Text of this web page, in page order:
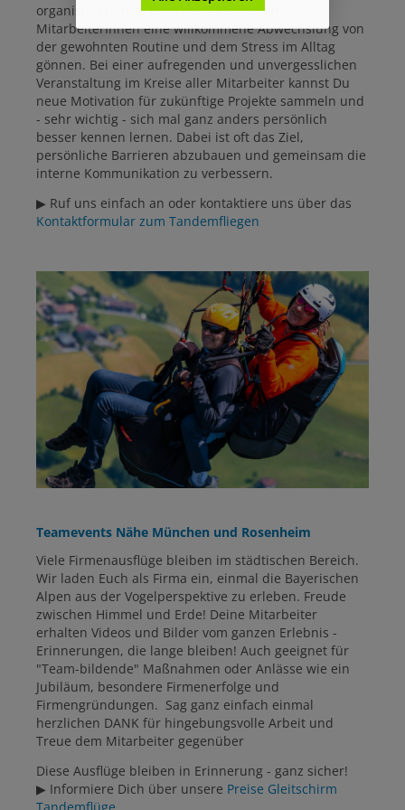
organisieren. Hier kann der Chef seinen
MitarbeiterInnen eine willkommene Abwechslung von
der gewohnten Routine und dem Stress im Alltag
gönnen. Bei einer aufregenden und unvergesslichen
Veranstaltung im Kreise aller Mitarbeiter kannst Du
neue Motivation für zukünftige Projekte sammeln und
- sehr wichtig - sich mal ganz anders persönlich
besser kennen lernen. Dabei ist oft das Ziel,
persönliche Barrieren abzubauen und gemeinsam die
interne Kommunikation zu verbessern.
▶ Ruf uns einfach an oder kontaktiere uns über das
Kontaktformular zum Tandemfliegen
Teamevents Nähe München und Rosenheim
Viele Firmenausflüge bleiben im städtischen Bereich.
Wir laden Euch als Firma ein, einmal die Bayerischen
Alpen aus der Vogelperspektive zu erleben. Freude
zwischen Himmel und Erde! Deine Mitarbeiter
erhalten Videos und Bilder vom ganzen Erlebnis -
Erinnerungen, die lange bleiben! Auch geeignet für
"Team-bildende" Maßnahmen oder Anlässe wie ein
Jubiläum, besondere Firmenerfolge und
Firmengründungen. Sag ganz einfach einmal
herzlichen DANK für hingebungsvolle Arbeit und
Treue dem Mitarbeiter gegenüber
Diese Ausflüge bleiben in Erinnerung - ganz sicher!
▶ Informiere Dich über unsere Preise Gleitschirm